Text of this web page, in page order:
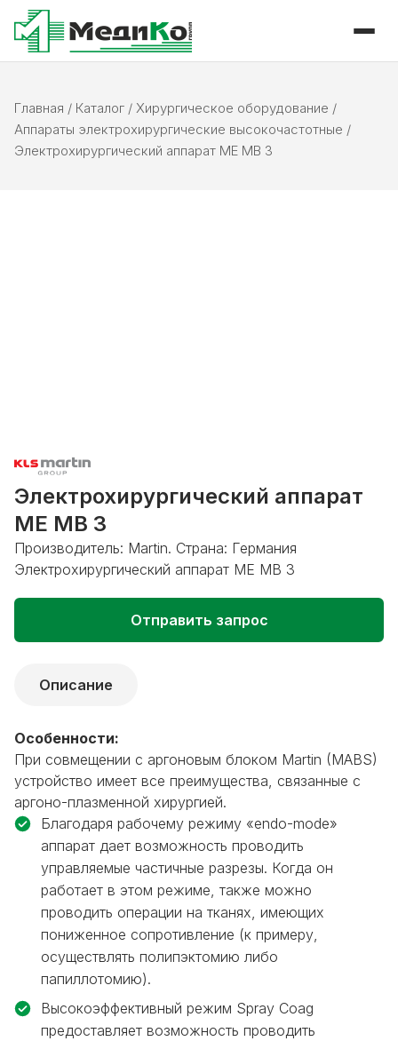
Главная / Каталог / Хирургическое оборудование /
Аппараты электрохирургические высокочастотные /
Электрохирургический аппарат ME МВ 3
Электрохирургический аппарат
ME МВ 3
Производитель: Martin. Страна: Германия
Электрохирургический аппарат ME МВ 3
Отправить запрос
Описание
Особенности:
При совмещении с аргоновым блоком Martin (MABS)
устройство имеет все преимущества, связанные с
аргоно-плазменной хирургией.
Благодаря рабочему режиму «endo-mode»
аппарат дает возможность проводить
управляемые частичные разрезы. Когда он
работает в этом режиме, также можно
проводить операции на тканях, имеющих
пониженное сопротивление (к примеру,
осуществлять полипэктомию либо
папиллотомию).
Высокоэффективный режим Spray Coag
предоставляет возможность проводить